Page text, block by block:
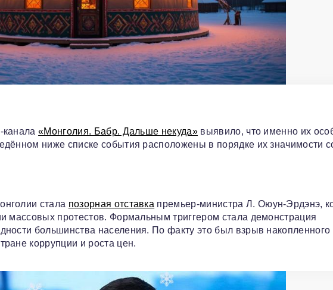
канала«Монголия. Бабр. Дальше некуда» выявило, что именно их
ниже списке события расположены в порядке их значимости
стала позорная отставка премьер-министра Л. Оюун-Эрдэнэ,
массовых протестов. Формальным триггером стала демонстрация
большинства населения. По факту это был взрыв накопленного
коррупции и роста цен.